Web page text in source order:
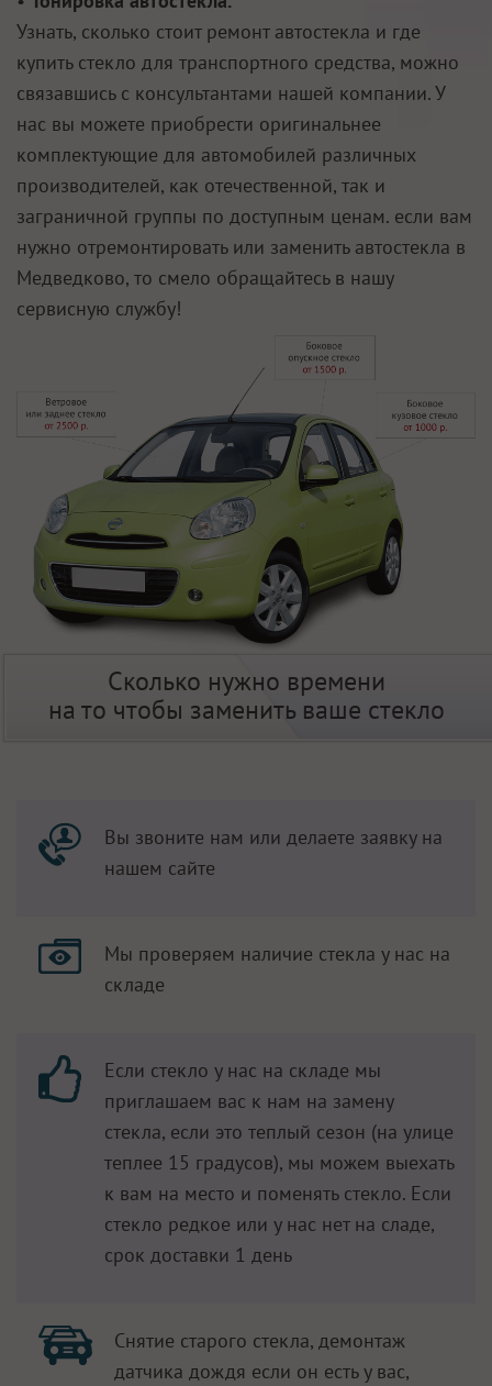
Узнать, сколько стоит ремонт автостекла и где
купить стекло для транспортного средства, можно
связавшись с консультантами нашей компании. У
нас вы можете приобрести оригинальнее
комплектующие для автомобилей различных
производителей, как отечественной, так и
заграничной группы по доступным ценам. если вам
нужно отремонтировать или заменить автостекла в
Медведково, то смело обращайтесь в нашу
сервисную службу!
Сколько нужно времени
на то чтобы заменить ваше стекло
Вы звоните нам или делаете заявку на
нашем сайте
Мы проверяем наличие стекла у нас на
складе
Если стекло у нас на складе мы
приглашаем вас к нам на замену
стекла, если это теплый сезон (на улице
теплее 15 градусов), мы можем выехать
к вам на место и поменять стекло. Если
стекло редкое или у нас нет на сладе,
срок доставки 1 день
Снятие старого стекла, демонтаж
датчика дождя если он есть у вас,